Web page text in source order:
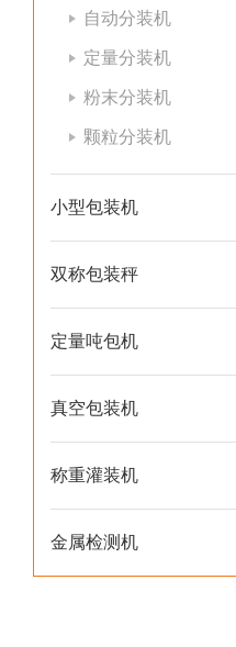
自动分装机
定量分装机
粉末分装机
颗粒分装机
小型包装机
双称包装秤
定量吨包机
真空包装机
称重灌装机
金属检测机